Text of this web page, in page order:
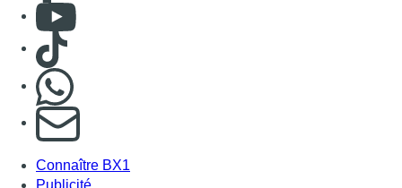
Consulter Youtube
Consulter TikTok
S'abonner à notre newsletter
Connaître BX1
Publicité